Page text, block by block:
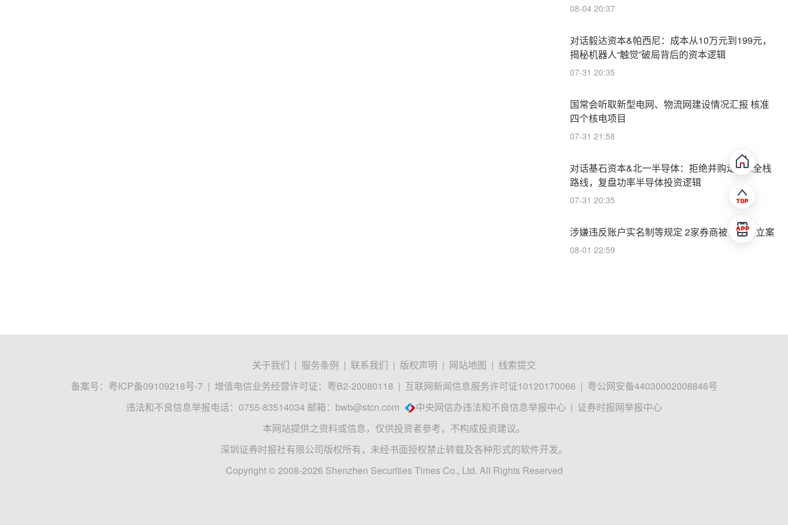
08-04 20:37
对话毅达资本&帕西尼：成本从10万元到199元，
揭秘机器人“触觉”破局背后的资本逻辑
07-31 20:35
国常会听取新型电网、物流网建设情况汇报 核准
四个核电项目
07-31 21:58
对话基石资本&北一半导体：拒绝并购走IDM全栈
路线，复盘功率半导体投资逻辑
07-31 20:35
涉嫌违反账户实名制等规定 2家券商被证监会立案
08-01 22:59
关于我们 | 服务条例 | 联系我们 | 版权声明 | 网站地图 | 线索提交
备案号： 粤ICP备09109218号-7 | 增值电信业务经营许可证：粤B2-20080118 | 互联网新闻信息服务许可证10120170066 | 粤公网安备44030002008846号
违法和不良信息举报电话：0755-83514034 邮箱： bwb@stcn.com 中央网信办违法和不良信息举报中心 | 证券时报网举报中心
本网站提供之资料或信息，仅供投资者参考，不构成投资建议。
深圳证券时报社有限公司版权所有，未经书面授权禁止转载及各种形式的软件开发。
Copyright © 2008-2026 Shenzhen Securities Times Co., Ltd. All Rights Reserved